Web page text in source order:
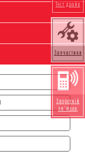
Тест драйв
Запчастини
Зворотній
зв'язок